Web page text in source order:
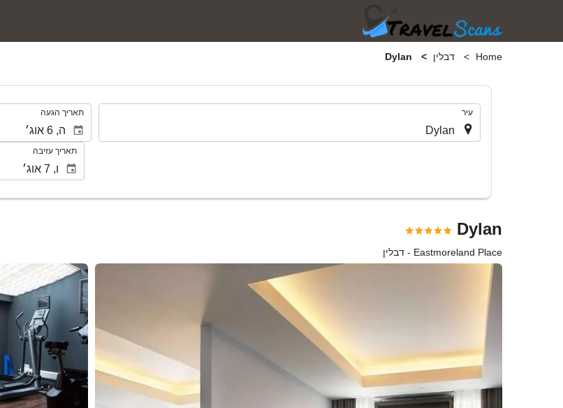
Home דבלין
עיר תאריך הגעה
תאריך עזיבה
Dylan
Eastmoreland Place - דבלין
ראה 25 תמונות